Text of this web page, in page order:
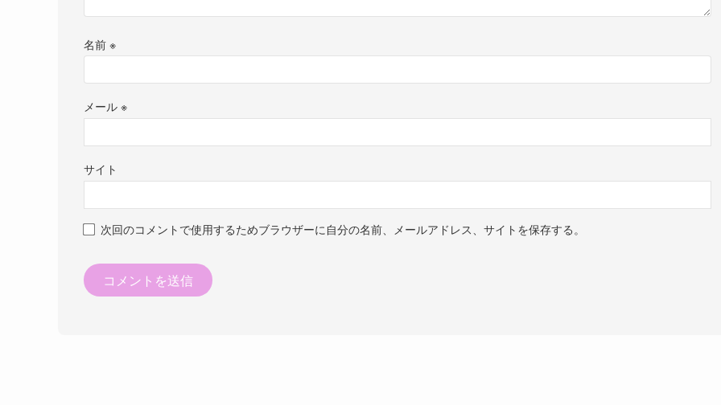
名前※
メール※
サイト
次回のコメントで使用するためブラウザーに自分の名前、メールアドレス、サイトを保存する。